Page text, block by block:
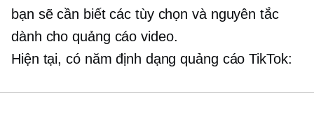
bạn sẽ cần biết các tùy chọn và nguyên tắc
dành cho quảng cáo video.
Hiện tại, có năm định dạng quảng cáo TikTok: